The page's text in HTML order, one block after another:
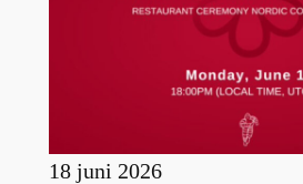
18 juni 2026